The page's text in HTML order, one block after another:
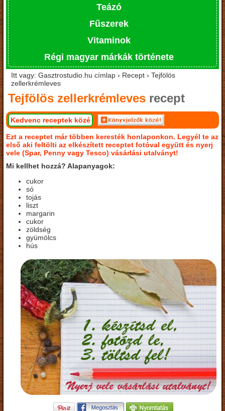
Teázó
Fűszerek
Vitaminok
Régi magyar márkák története
Itt vagy: Gasztrostudio.hu címlap › Recept › Tejfölös
zellerkrémleves
Tejfölös zellerkrémleves recept
Kedvenc receptek közé
Ezt a receptet már többen keresték honlaponkon. Legyél te az
első aki feltölti az elkészített receptet fotóval együtt és nyerj
vele (Spar, Penny vagy Tesco) vásárlási utalványt!
Mi kellhet hozzá? Alapanyagok:
cukor
só
tojás
liszt
margarin
cukor
zöldség
gyümölcs
hús